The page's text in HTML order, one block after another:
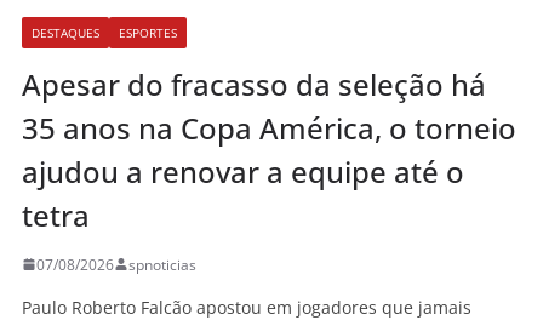
DESTAQUES ESPORTES
Apesar do fracasso da seleção há
35 anos na Copa América, o torneio
ajudou a renovar a equipe até o
tetra
07/08/2026 spnoticias
Paulo Roberto Falcão apostou em jogadores que jamais